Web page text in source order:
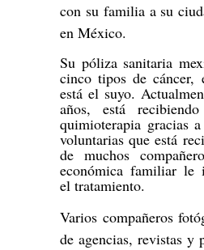
con su familia a su
en México.
Su póliza sanitaria
cinco tipos de cáncer,
está el suyo.
años, está
quimioterapia gracias
voluntarias que está
de muchos
económica familiar le
el tratamiento.
Varios compañeros
de agencias, revistas y